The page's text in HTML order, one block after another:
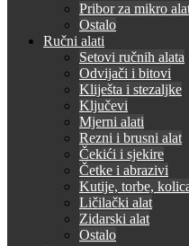
Pribor za mikro
Ostalo
Ručni alati
Setovi ručnih alata
Odvijači i bitovi
Kliješta i stezaljke
Ključevi
Mjerni alati
Rezni i brusni alat
Čekići i sjekire
Četke i abrazivi
Kutije, torbe,
Ličilački alat
Zidarski alat
Ostalo